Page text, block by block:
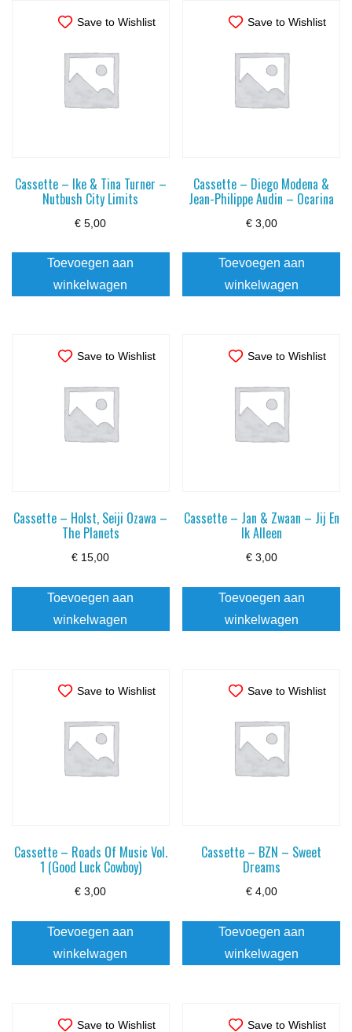
Save to Wishlist
Cassette – Ike & Tina Turner –
Nutbush City Limits
€ 5,00
Toevoegen aan
winkelwagen
Save to Wishlist
Cassette – Diego Modena &
Jean-Philippe Audin – Ocarina
€3,00
Toevoegen aan
winkelwagen
Save to Wishlist
Cassette – Holst, Seiji Ozawa –
The Planets
€ 15,00
Toevoegen aan
winkelwagen
Save to Wishlist
Cassette – Jan & Zwaan – Jij En
Ik Alleen
€3,00
Toevoegen aan
winkelwagen
Save to Wishlist
Cassette – Roads Of Music Vol.
1 (Good Luck Cowboy)
€ 3,00
Toevoegen aan
winkelwagen
Save to Wishlist
Cassette – BZN – Sweet
Dreams
€4,00
Toevoegen aan
winkelwagen
Save to Wishlist Save to Wishlist